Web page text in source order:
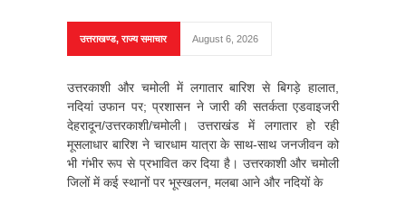
उत्तराखण्ड,राज्य समाचार August 6, 2026
उत्तरकाशी और चमोली में लगातार बारिश से बिगड़े हालात,
नदियां उफान पर; प्रशासन ने जारी की सतर्कता एडवाइजरी
देहरादून/उत्तरकाशी/चमोली। उत्तराखंड में लगातार हो रही
मूसलाधार बारिश ने चारधाम यात्रा के साथ-साथ जनजीवन को
भी गंभीर रूप से प्रभावित कर दिया है। उत्तरकाशी और चमोली
जिलों में कई स्थानों पर भूस्खलन, मलबा आने और नदियों के